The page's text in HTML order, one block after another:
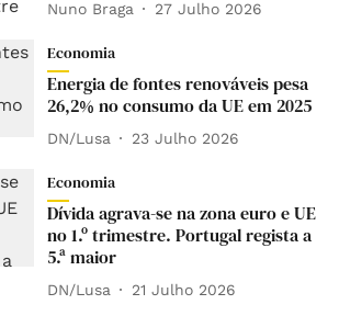
Nuno Braga 27 Julho 2026
Economia
Energia de fontes renováveis pesa
26,2% no consumo da UE em 2025
DN/Lusa 23 Julho 2026
Economia
Dívida agrava-se na zona euro e UE
no 1.º trimestre. Portugal regista a
5.ª maior
DN/Lusa 21 Julho 2026